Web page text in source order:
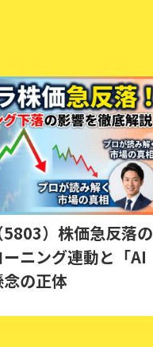
）株価急反落の
ニング連動と「AI
の正体